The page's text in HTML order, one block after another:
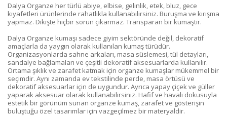
Dalya Organze her türlü abiye, elbise, gelinlik, etek, bluz, gece
kıyafetleri ürünlerinde rahatlıkla kullanabilirsiniz. Buruşma ve kırışma
yapmaz. Dikişte hiçbir sorun çıkarmaz. Transparan bir kumaştır.
Dalya Organze kumaşı sadece giyim sektöründe değil, dekoratif
amaçlarla da yaygın olarak kullanılan kumaş türüdür.
Organizasyonlarda sahne arkaları, masa süslemesi, tül detayları,
sandalye bağlamaları ve çeşitli dekoratif aksesuarlarda kullanılır.
Ortama şıklık ve zarafet katmak için organze kumaşlar mükemmel bir
seçimdir. Aynı zamanda ev tekstilinde perde, masa örtüsü ve
dekoratif aksesuarlar için de uygundur. Ayrıca yapay çiçek ve güller
yaparak aksesuar olarak kullanabilirsiniz. Hafif ve havalı dokusuyla
estetik bir görünüm sunan organze kumaş, zarafet ve gösterişin
buluştuğu özel tasarımlar için vazgeçilmez bir materyaldir.